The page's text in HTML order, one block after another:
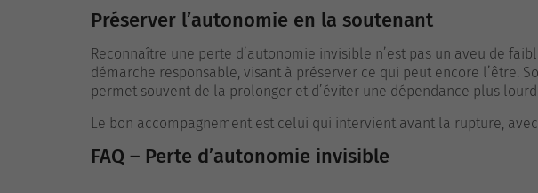
Préserver l’autonomie en la soutenant
Reconnaître une perte d’autonomie invisible n’est pas un aveu de
démarche responsable, visant à préserver ce qui peut encore l’être.
permet souvent de la prolonger et d’éviter une dépendance plus
Le bon accompagnement est celui qui intervient avant la rupture,
FAQ – Perte d’autonomie invisible